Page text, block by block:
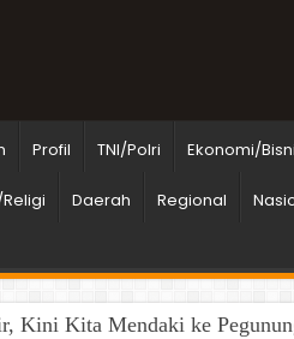
Profil TNI/Polri Ekonomi/
Daerah Regional
Kini Kita Mendaki ke